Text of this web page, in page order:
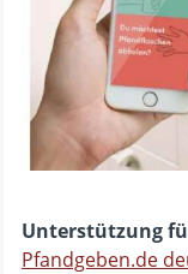
Unterstützung
Pfandgeben.de